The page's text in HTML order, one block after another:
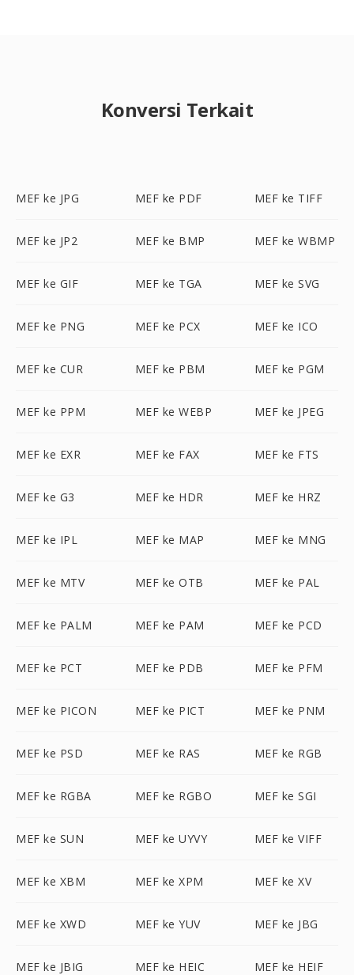
Konversi Terkait
MEF ke JPG MEF ke PDF MEF ke TIFF
MEF ke JP2 MEF ke BMP MEF ke WBMP
MEF ke GIF MEF ke TGA MEF ke SVG
MEF ke PNG MEF ke PCX MEF ke ICO
MEF ke CUR MEF ke PBM MEF ke PGM
MEF ke PPM MEF ke WEBP MEF ke JPEG
MEF ke EXR MEF ke FAX MEF ke FTS
MEF ke G3 MEF ke HDR MEF ke HRZ
MEF ke IPL MEF ke MAP MEF ke MNG
MEF ke MTV MEF ke OTB MEF ke PAL
MEF ke PALM MEF ke PAM MEF ke PCD
MEF ke PCT MEF ke PDB MEF ke PFM
MEF ke PICON MEF ke PICT MEF ke PNM
MEF ke PSD MEF ke RAS MEF ke RGB
MEF ke RGBA MEF ke RGBO MEF ke SGI
MEF ke SUN MEF ke UYVY MEF ke VIFF
MEF ke XBM MEF ke XPM MEF ke XV
MEF ke XWD MEF ke YUV MEF ke JBG
MEF ke JBIG MEF ke HEIC MEF ke HEIF